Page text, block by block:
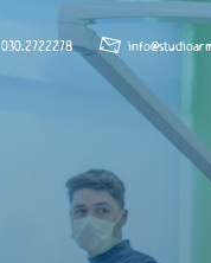
030.2722278